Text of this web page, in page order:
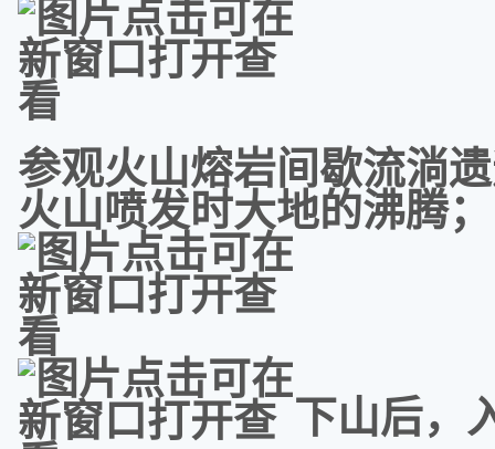
参观火山熔岩间歇流淌
火山喷发时大地的沸腾；
下山后，